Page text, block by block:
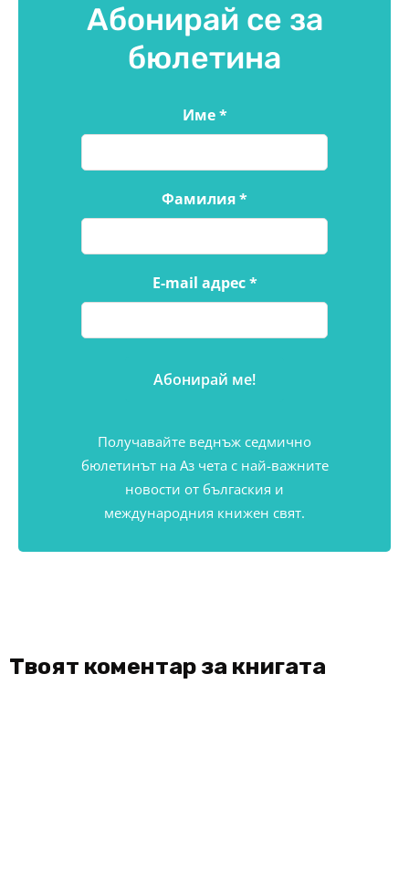
Абонирай се за
бюлетина
Име*
Фамилия*
E-mail адрес*
Получавайте веднъж седмично
бюлетинът на Аз чета с най-важните
новости от бългаския и
международния книжен свят.
Твоят коментар за книгата